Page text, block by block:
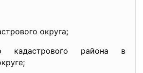
округа;
района в